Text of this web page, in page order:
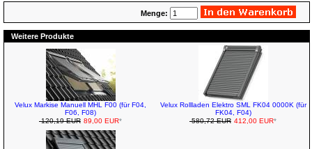
Menge:
Weitere Produkte
Velux Markise Manuell MHL F00 (für F04,
F06, F08)
120,19 EUR 89,00 EUR*
Velux Rollladen Elektro SML FK04 0000K (für
FK04, F04)
580,72 EUR 412,00 EUR*